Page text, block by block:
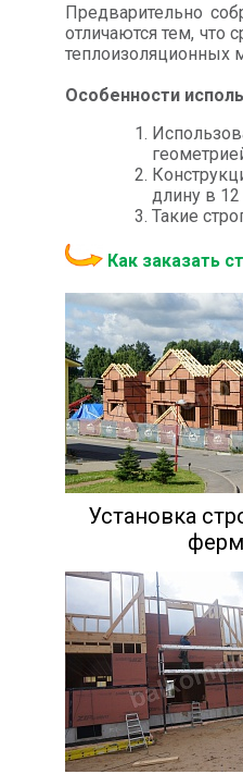
Предварительно
отличаются тем, что
теплоизоляционных
Особенности
длину в 12
Такие
Как заказать
Установка
ферм